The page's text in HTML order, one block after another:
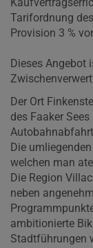
Tarifordnung
Provision 3 %
Dieses Angebot
Der Ort
des Faaker
Die
welchen man
Die Region
neben
ambitionierte
Stadtführungen